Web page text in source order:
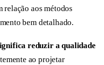
aos métodos
bem detalhado.
reduzir a qualidade
ao projetar